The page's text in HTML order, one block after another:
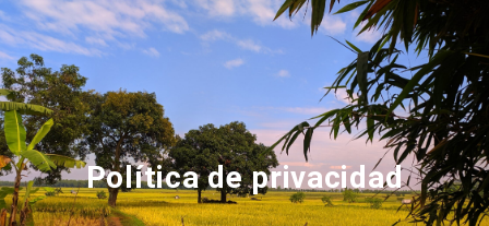
Política de privacidad